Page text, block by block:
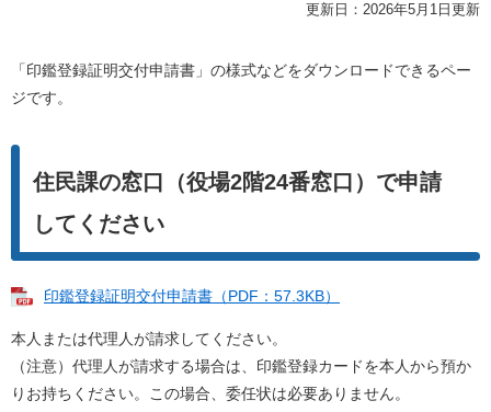
更新日：2026年5月1日更新
「印鑑登録証明交付申請書」の様式などをダウンロードできるペー
ジです。
住民課の窓口（役場2階24番窓口）で申請
してください
印鑑登録証明交付申請書（PDF：57.3KB）
本人または代理人が請求してください。
（注意）代理人が請求する場合は、印鑑登録カードを本人から預か
りお持ちください。この場合、委任状は必要ありません。